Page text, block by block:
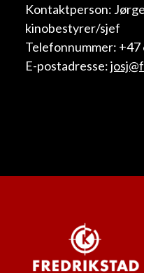
Kontaktperson:
kinobestyrer/sjef
Telefonnummer: +47
E-postadresse: